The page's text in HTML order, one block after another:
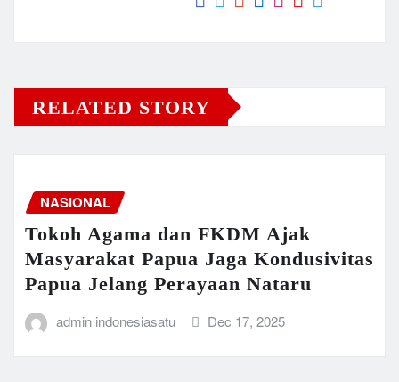
RELATED STORY
NASIONAL
Tokoh Agama dan FKDM Ajak
Masyarakat Papua Jaga Kondusivitas
Papua Jelang Perayaan Nataru
admin indonesiasatu Dec 17, 2025